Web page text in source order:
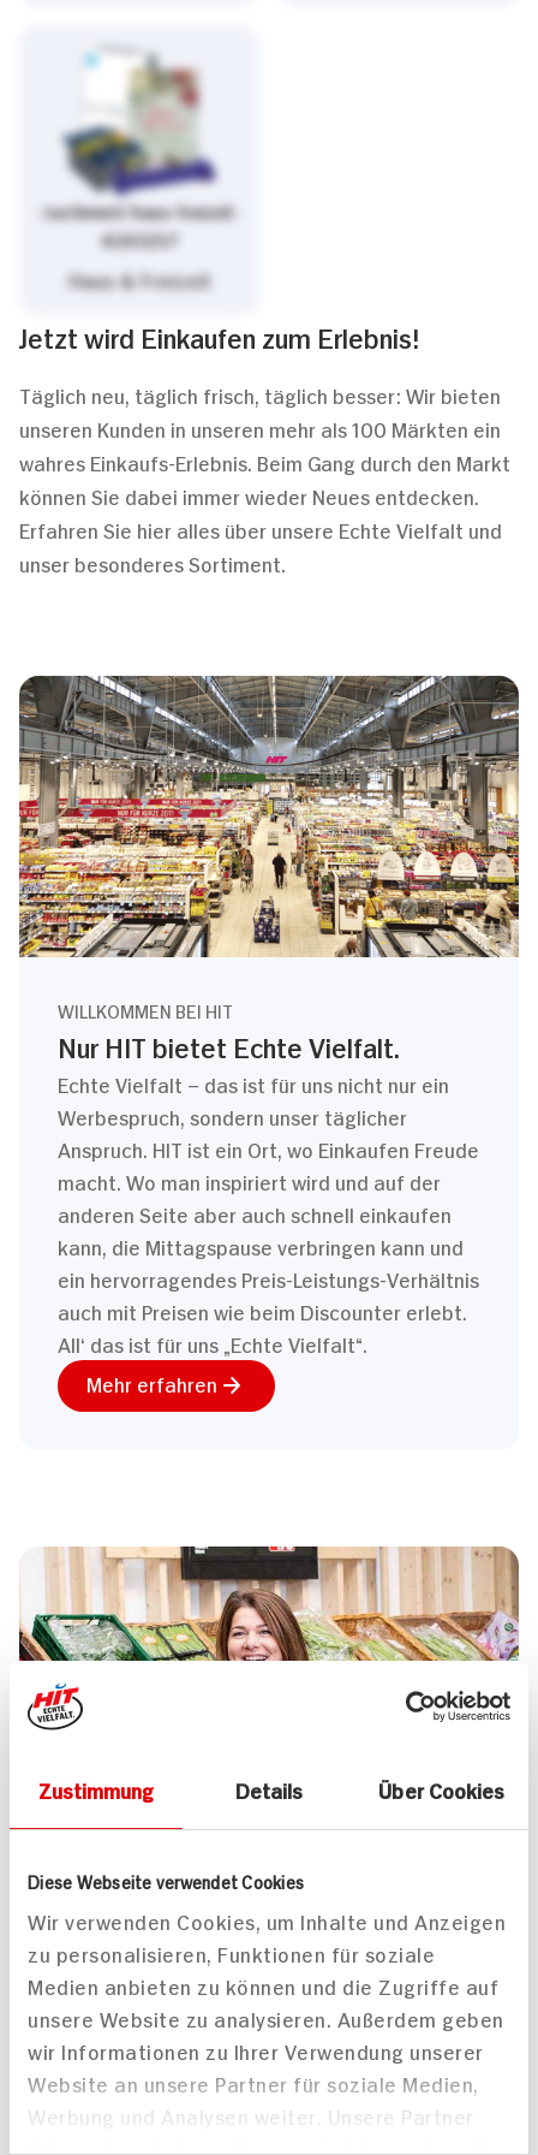
Zustimmung Details Über Cookies
Diese Webseite verwendet Cookies
Wir verwenden Cookies, um Inhalte und Anzeigen
zu personalisieren, Funktionen für soziale
Medien anbieten zu können und die Zugriffe auf
unsere Website zu analysieren. Außerdem geben
wir Informationen zu Ihrer Verwendung unserer
Website an unsere Partner für soziale Medien,
Werbung und Analysen weiter. Unsere Partner
führen diese Informationen möglicherweise mit
/sortiment/haus-freizeit-
4261257
Haus & Freizeit
Jetzt wird Einkaufen zum Erlebnis!
Täglich neu, täglich frisch, täglich besser: Wir bieten
unseren Kunden in unseren mehr als 100 Märkten ein
wahres Einkaufs-Erlebnis. Beim Gang durch den Markt
können Sie dabei immer wieder Neues entdecken.
Erfahren Sie hier alles über unsere Echte Vielfalt und
unser besonderes Sortiment.
WILLKOMMEN BEI HIT
Nur HIT bietet Echte Vielfalt.
Echte Vielfalt – das ist für uns nicht nur ein
Werbespruch, sondern unser täglicher
Anspruch. HIT ist ein Ort, wo Einkaufen Freude
macht. Wo man inspiriert wird und auf der
anderen Seite aber auch schnell einkaufen
kann, die Mittagspause verbringen kann und
ein hervorragendes Preis-Leistungs-Verhältnis
auch mit Preisen wie beim Discounter erlebt.
All‘ das ist für uns „Echte Vielfalt“.
Mehr erfahren
UNSER 7 SERVICE-VERSPRECHEN
Wir geben für Sie täglich unser
Bestes. Versprochen!
Unser Anspruch ist es, dass Ihr Einkauf bei uns
jedes Mal zum Vergnügen wird. Dafür legen
wir uns jeden Tag ins Zeug. Verlässliche
Qualität, Frische und Herkunft unserer
Produkte, entspannteres Einkaufen, bester